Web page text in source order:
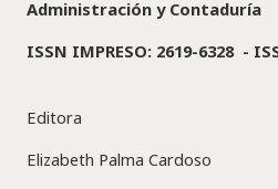
Administración y Contaduría
ISSN IMPRESO: 2619-6328 -
Editora
Elizabeth Palma Cardoso